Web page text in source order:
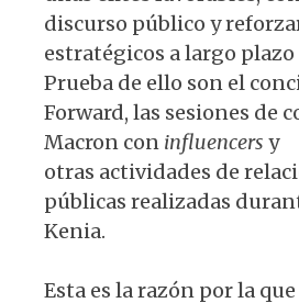
discurso público y
estratégicos a largo plazo
Prueba de ello son el
Forward, las sesiones de
Macron con influencers y
otras actividades de
públicas realizadas
Kenia.
Esta es la razón por la